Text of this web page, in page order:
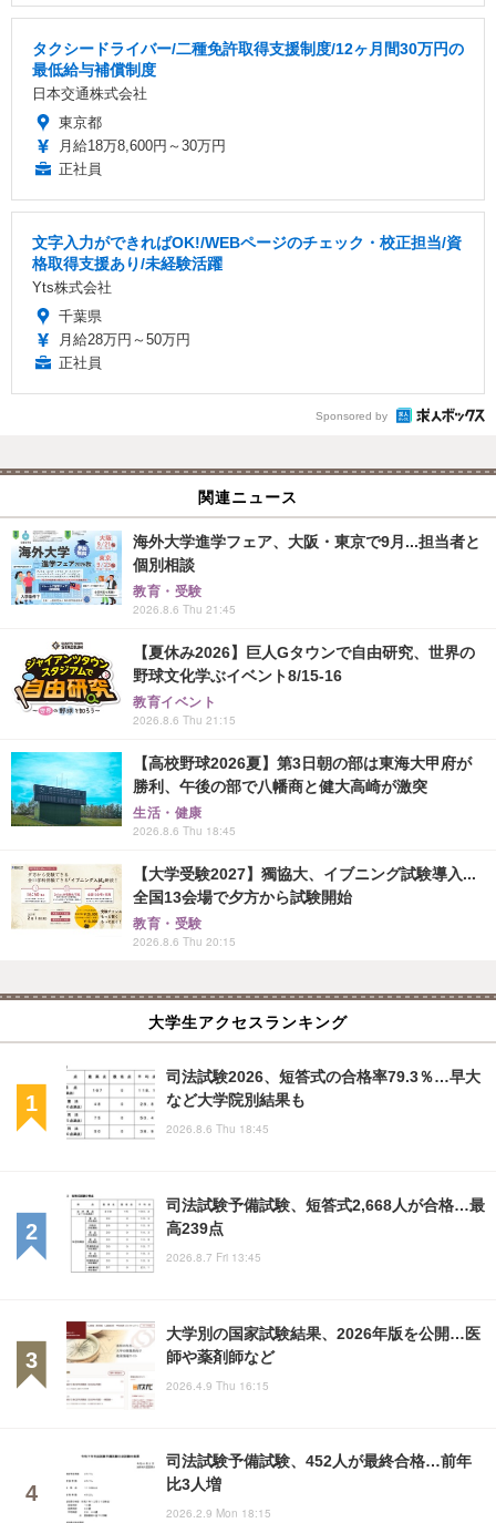
タクシードライバー/二種免許取得支援制度/12ヶ月間30万円の
最低給与補償制度
日本交通株式会社
東京都
月給18万8,600円～30万円
正社員
文字入力ができればOK!/WEBページのチェック・校正担当/資
格取得支援あり/未経験活躍
Yts株式会社
千葉県
月給28万円～50万円
正社員
Sponsored by
関連ニュース
海外大学進学フェア、大阪・東京で9月...担当者と
個別相談
教育・受験
2026.8.6 Thu 21:45
【夏休み2026】巨人Gタウンで自由研究、世界の
野球文化学ぶイベント8/15-16
教育イベント
2026.8.6 Thu 21:15
【高校野球2026夏】第3日朝の部は東海大甲府が
勝利、午後の部で八幡商と健大高崎が激突
生活・健康
2026.8.6 Thu 18:45
【大学受験2027】獨協大、イブニング試験導入...
全国13会場で夕方から試験開始
教育・受験
2026.8.6 Thu 20:15
大学生アクセスランキング
司法試験2026、短答式の合格率79.3％…早大
など大学院別結果も
2026.8.6 Thu 18:45
司法試験予備試験、短答式2,668人が合格…最
高239点
2026.8.7 Fri 13:45
大学別の国家試験結果、2026年版を公開…医
師や薬剤師など
2026.4.9 Thu 16:15
司法試験予備試験、452人が最終合格…前年
比3人増
2026.2.9 Mon 18:15